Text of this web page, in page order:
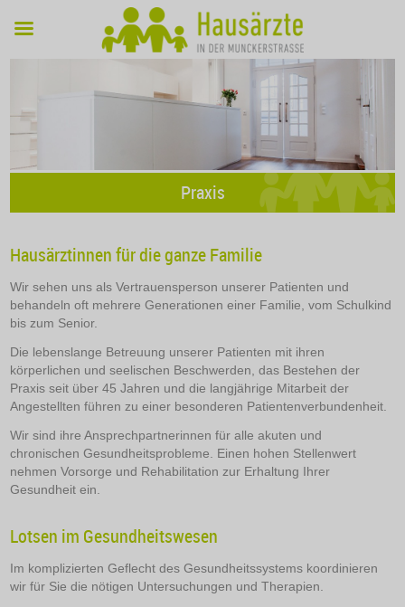
Praxis
Hausärztinnen für die ganze Familie
Wir sehen uns als Vertrauensperson unserer Patienten und
behandeln oft mehrere Generationen einer Familie, vom Schulkind
bis zum Senior.
Die lebenslange Betreuung unserer Patienten mit ihren
körperlichen und seelischen Beschwerden, das Bestehen der
Praxis seit über 45 Jahren und die langjährige Mitarbeit der
Angestellten führen zu einer besonderen Patientenverbundenheit.
Wir sind ihre Ansprechpartnerinnen für alle akuten und
chronischen Gesundheitsprobleme. Einen hohen Stellenwert
nehmen Vorsorge und Rehabilitation zur Erhaltung Ihrer
Gesundheit ein.
Lotsen im Gesundheitswesen
Im komplizierten Geflecht des Gesundheitssystems koordinieren
wir für Sie die nötigen Untersuchungen und Therapien.